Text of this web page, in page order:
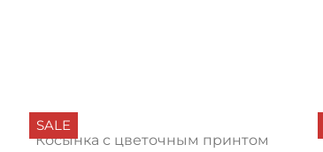
SALE
Косынка с цветочным принтом